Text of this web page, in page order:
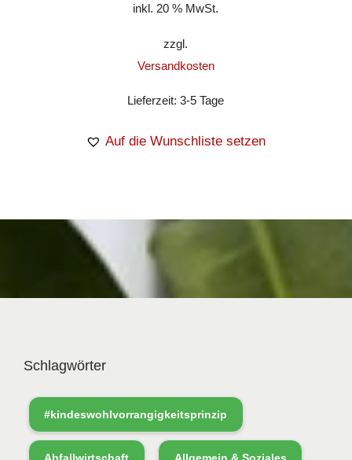
inkl. 20 % MwSt.
zzgl.
Versandkosten
Lieferzeit:3-5 Tage
Auf die Wunschliste setzen
Schlagwörter
#kindeswohlvorrangigkeitsprinzip